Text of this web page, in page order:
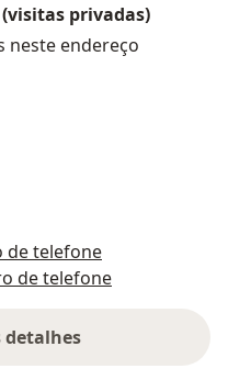
privadas)
neste endereço
de telefone
de telefone
detalhes
o endereço